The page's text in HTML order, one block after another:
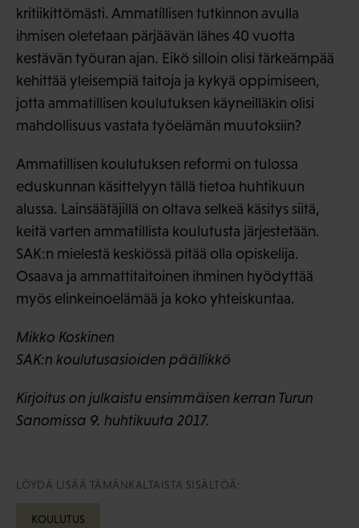
kritiikittömästi. Ammatillisen tutkinnon avulla
ihmisen oletetaan pärjäävän lähes 40 vuotta
kestävän työuran ajan. Eikö silloin olisi tärkeämpää
kehittää yleisempiä taitoja ja kykyä oppimiseen,
jotta ammatillisen koulutuksen käyneilläkin olisi
mahdollisuus vastata työelämän muutoksiin?
Ammatillisen koulutuksen reformi on tulossa
eduskunnan käsittelyyn tällä tietoa huhtikuun
alussa. Lainsäätäjillä on oltava selkeä käsitys siitä,
keitä varten ammatillista koulutusta järjestetään.
SAK:n mielestä keskiössä pitää olla opiskelija.
Osaava ja ammattitaitoinen ihminen hyödyttää
myös elinkeinoelämää ja koko yhteiskuntaa.
Mikko Koskinen
SAK:n koulutusasioiden päällikkö
Kirjoitus on julkaistu ensimmäisen kerran Turun
Sanomissa 9. huhtikuuta 2017.
LÖYDÄ LISÄÄ TÄMÄNKALTAISTA SISÄLTÖÄ:
KOULUTUS